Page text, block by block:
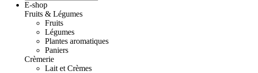
E-shop
Fruits & Légumes
Fruits
Légumes
Plantes aromatiques
Paniers
Crèmerie
Lait et Crèmes